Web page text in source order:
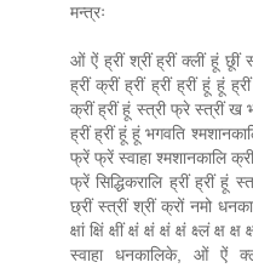
मन्त्रः
ओं ऐं ह्रीं श्रीं ह्रीं क्लीं हूं छूीं
ह्रीं क्रीं ह्रीं ह्रीं ह्रीं हूं हूं
क्रीं ह्रीं हूं स्त्री फ्रे स्त्रीं
ह्रीं ह्रीं हूं हूं भगवति
फ्रें फ्रें स्वाहा श्मशानकालि
फ्रें सिद्धिकरालि ह्रीं ह्रीं हूं
छ्रीं स्त्रीं श्रीं क्रों नमो
क्षां क्षिं क्षीं क्षं क्षं क्षं क्षं क्ष्लं
स्वाहा धनकालिके, ओं ऐं